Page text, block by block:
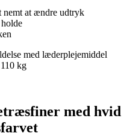
nemt at ændre udtryk
med læderplejemiddel
kg
med hvid